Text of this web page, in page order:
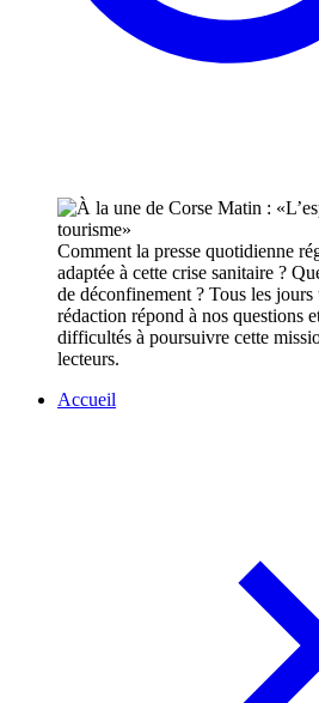
Comment la presse quotidienne
adaptée à cette crise sanitaire ?
de déconfinement ? Tous les jours
rédaction répond à nos questions
difficultés à poursuivre cette
lecteurs.
Accueil